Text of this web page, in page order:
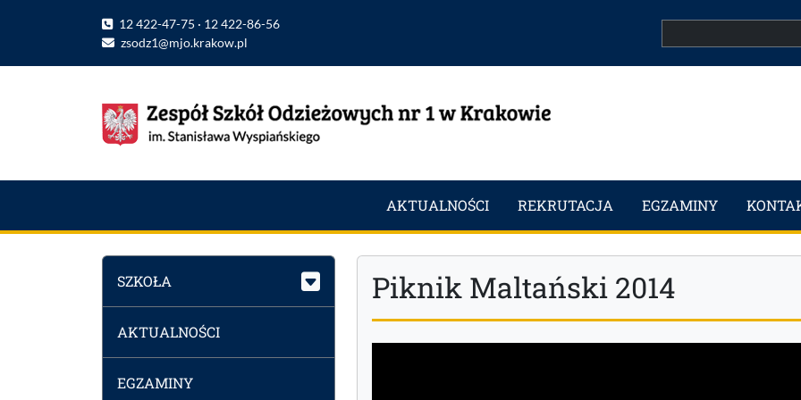
12 422-47-75 · 12 422-86-56
zsodz1@mjo.krakow.pl
AKTUALNOŚCI REKRUTACJA EGZAMINY
SZKOŁA
AKTUALNOŚCI
EGZAMINY
Piknik Maltański 2014